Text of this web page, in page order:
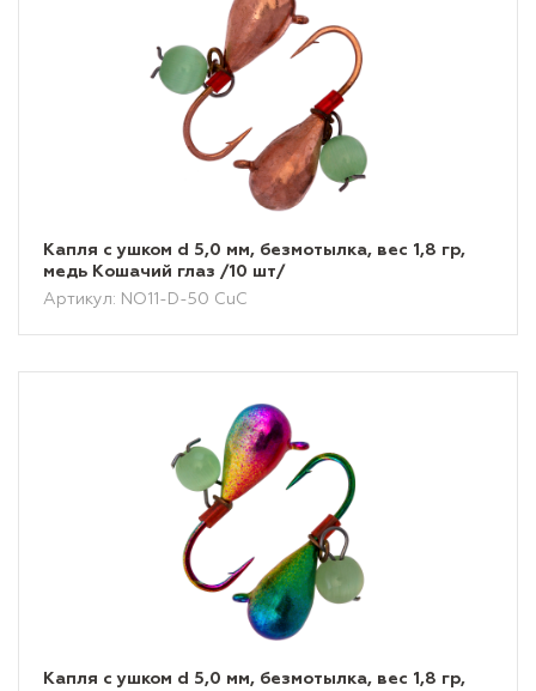
Капля с ушком d 5,0 мм, безмотылка, вес 1,8 гр,
медь Кошачий глаз /10 шт/
Артикул: NO11-D-50 CuC
Капля с ушком d 5,0 мм, безмотылка, вес 1,8 гр,